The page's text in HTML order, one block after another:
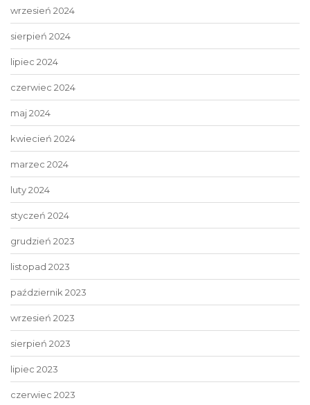
wrzesień 2024
sierpień 2024
lipiec 2024
czerwiec 2024
maj 2024
kwiecień 2024
marzec 2024
luty 2024
styczeń 2024
grudzień 2023
listopad 2023
październik 2023
wrzesień 2023
sierpień 2023
lipiec 2023
czerwiec 2023